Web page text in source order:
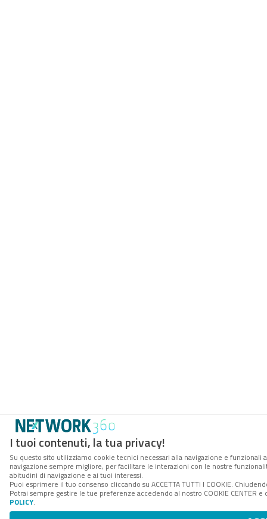
I tuoi contenuti, la tua privacy!
Su questo sito utilizziamo cookie tecnici necessari alla navigazione e
navigazione sempre migliore, per facilitare le interazioni con le nostre
abitudini di navigazione e ai tuoi interessi.
Puoi esprimere il tuo consenso cliccando su ACCETTA TUTTI I COOKIE.
Potrai sempre gestire le tue preferenze accedendo al nostro COOKIE
POLICY.